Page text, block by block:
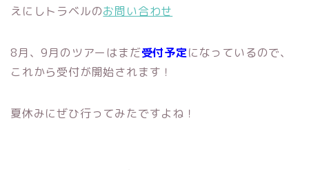
えにしトラベルのお問い合わせ
8月、9月のツアーはまだ受付予定になっているので、
これから受付が開始されます！
夏休みにぜひ行ってみたですよね！